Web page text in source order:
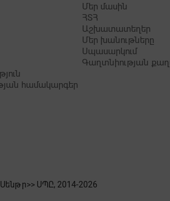
համակարգեր
Մեր մասին
ՀՏՀ
Աշխատատեղեր
Մեր խանութները
Սպասարկում
Գաղտնիության
ՍՊԸ, 2014-2026